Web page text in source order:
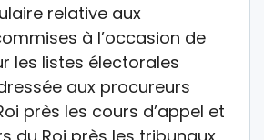
relative aux
à l’occasion de
les listes électorales
aux procureurs
près les cours d’appel et